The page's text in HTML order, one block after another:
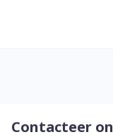
Contacteer